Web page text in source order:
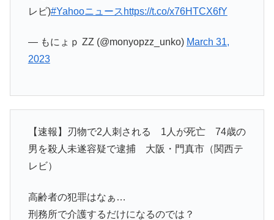
レビ)#Yahooニュース https://t.co/x76HTCX6fY
— もにょｐ ZZ (@monyopzz_unko) March 31,
2023
【速報】刃物で2人刺される 1人が死亡 74歳の
男を殺人未遂容疑で逮捕 大阪・門真市（関西テ
レビ）
高齢者の犯罪はなぁ…
刑務所で介護するだけになるのでは？